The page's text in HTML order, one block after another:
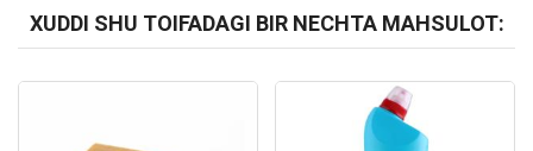
XUDDI SHU TOIFADAGI BIR NECHTA MAHSULOT: